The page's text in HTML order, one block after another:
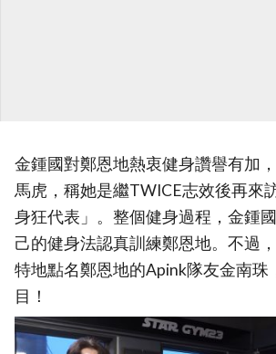
金鍾國對鄭恩地熱衷健身讚譽有加
馬虎，稱她是繼TWICE志效後再來
身狂代表」。整個健身過程，金鍾
己的健身法認真訓練鄭恩地。不過
特地點名鄭恩地的Apink隊友金南珠
目！